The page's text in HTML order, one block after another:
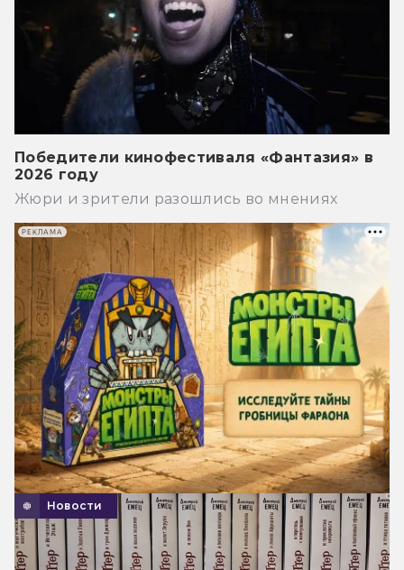
Победители кинофестиваля «Фантазия» в
2026 году
Жюри и зрители разошлись во мнениях
Новости
РЕКЛАМА